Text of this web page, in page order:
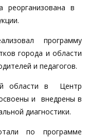
реорганизована в
программу
города и области
и педагогов.
области в Центр
и внедрены в
диагностики.
по программе